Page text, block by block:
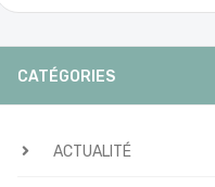
CATÉGORIES
ACTUALITÉ